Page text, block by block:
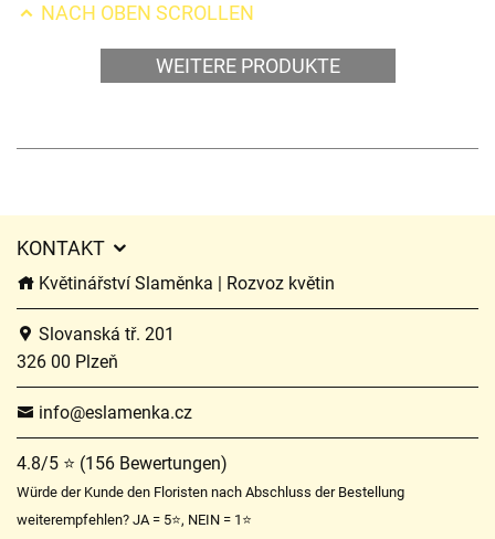
NACH OBEN SCROLLEN
WEITERE PRODUKTE
KONTAKT
Květinářství Slaměnka | Rozvoz květin
Slovanská tř. 201
326 00 Plzeň
info@eslamenka.cz
4.8/5 ⭐ (156 Bewertungen)
Würde der Kunde den Floristen nach Abschluss der Bestellung
weiterempfehlen? JA = 5⭐, NEIN = 1⭐